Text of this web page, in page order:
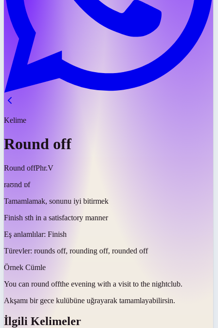
Kelime
Round off
Round offPhr.V
raʊnd ɒf
Tamamlamak, sonunu iyi bitirmek
Finish sth in a satisfactory manner
Eş anlamlılar: Finish
Türevler: rounds off, rounding off, rounded off
Örnek Cümle
You can round offthe evening with a visit to the nightclub.
Akşamı bir gece kulübüne uğrayarak tamamlayabilirsin.
İlgili Kelimeler